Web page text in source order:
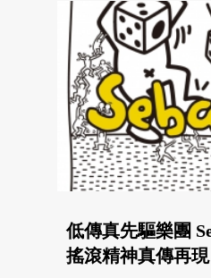
低傳真先驅樂團
搖滾精神真傳再現